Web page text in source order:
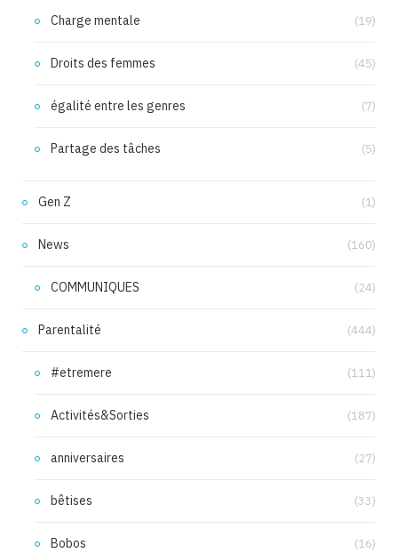
Charge mentale (19)
Droits des femmes (45)
égalité entre les genres (7)
Partage des tâches (5)
Gen Z (1)
News (160)
COMMUNIQUES (24)
Parentalité (444)
#etremere (111)
Activités&Sorties (187)
anniversaires (27)
bêtises (33)
Bobos (16)